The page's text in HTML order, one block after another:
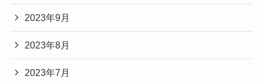
2023年9月
2023年8月
2023年7月